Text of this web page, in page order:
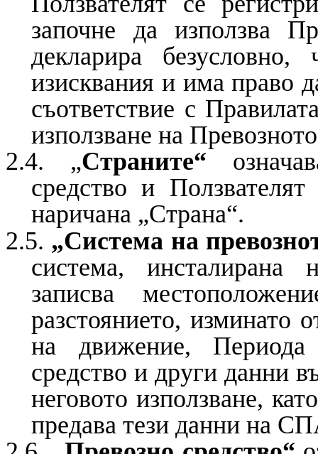
започне да използва
декларира безусловно,
изисквания и има право
съответствие с
използване на
2.4. „Страните“
средство и
наричана „Страна“.
2.5. „Система на
система, инсталирана
записва
разстоянието, изминато
на движение, Периода
средство и други данни
неговото използване,
предава тези данни на